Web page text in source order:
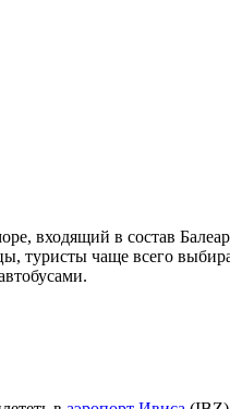
входящий в состав
туристы чаще всего